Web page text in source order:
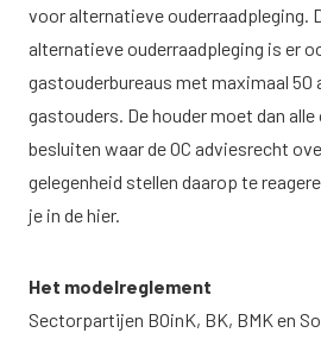
voor alternatieve ouderraadpleging.
alternatieve ouderraadpleging is er
gastouderbureaus met maximaal 50
gastouders. De houder moet dan
besluiten waar de OC adviesrecht
gelegenheid stellen daarop te
je in de hier.
Het modelreglement
Sectorpartijen BOinK, BK, BMK en